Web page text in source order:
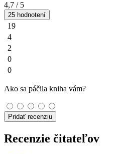
4,7 / 5
25 hodnotení
19
4
2
0
0
Ako sa páčila kniha vám?
Pridať recenziu
Recenzie čitateľov